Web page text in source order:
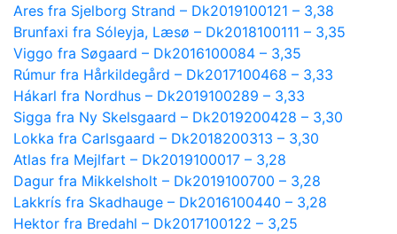
Ares fra Sjelborg Strand – Dk2019100121 – 3,38
Brunfaxi fra Sóleyja, Læsø – Dk2018100111 – 3,35
Viggo fra Søgaard – Dk2016100084 – 3,35
Rúmur fra Hårkildegård – Dk2017100468 – 3,33
Hákarl fra Nordhus – Dk2019100289 – 3,33
Sigga fra Ny Skelsgaard – Dk2019200428 – 3,30
Lokka fra Carlsgaard – Dk2018200313 – 3,30
Atlas fra Mejlfart – Dk2019100017 – 3,28
Dagur fra Mikkelsholt – Dk2019100700 – 3,28
Lakkrís fra Skadhauge – Dk2016100440 – 3,28
Hektor fra Bredahl – Dk2017100122 – 3,25